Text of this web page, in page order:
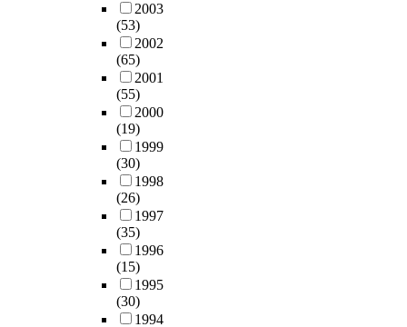
2003
(53)
2002
(65)
2001
(55)
2000
(19)
1999
(30)
1998
(26)
1997
(35)
1996
(15)
1995
(30)
1994